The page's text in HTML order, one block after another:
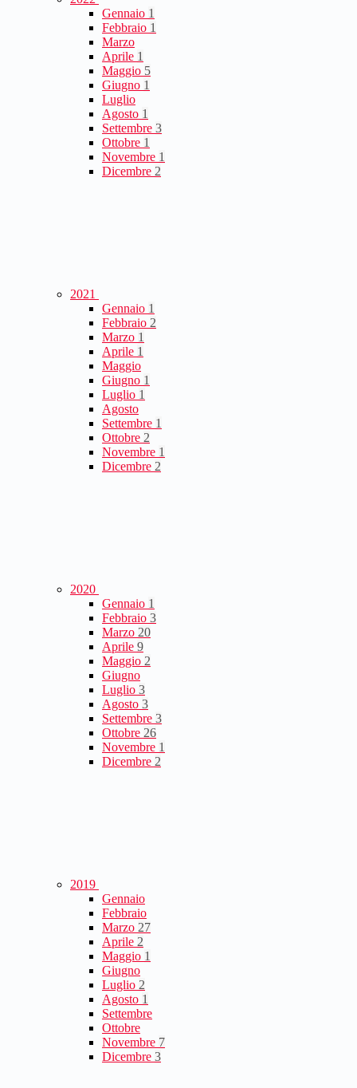
Gennaio 1
Febbraio 1
Marzo
Aprile 1
Maggio 5
Giugno 1
Luglio
Agosto 1
Settembre 3
Ottobre 1
Novembre 1
Dicembre 2
2021
Gennaio 1
Febbraio 2
Marzo 1
Aprile 1
Maggio
Giugno 1
Luglio 1
Agosto
Settembre 1
Ottobre 2
Novembre 1
Dicembre 2
2020
Gennaio 1
Febbraio 3
Marzo 20
Aprile 9
Maggio 2
Giugno
Luglio 3
Agosto 3
Settembre 3
Ottobre 26
Novembre 1
Dicembre 2
2019
Gennaio
Febbraio
Marzo 27
Aprile 2
Maggio 1
Giugno
Luglio 2
Agosto 1
Settembre
Ottobre
Novembre 7
Dicembre 3